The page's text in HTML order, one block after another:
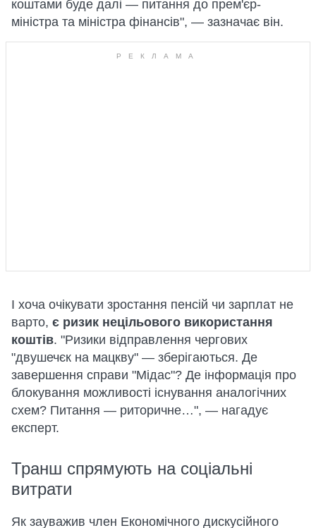
коштами буде далі — питання до прем'єр-
міністра та міністра фінансів", — зазначає він.
І хоча очікувати зростання пенсій чи зарплат не
варто, є ризик нецільового використання
коштів. "Ризики відправлення чергових
"двушечєк на мацкву" — зберігаються. Де
завершення справи "Мідас"? Де інформація про
блокування можливості існування аналогічних
схем? Питання — риторичне…", — нагадує
експерт.
Транш спрямують на соціальні
витрати
Як зауважив член Економічного дискусійного